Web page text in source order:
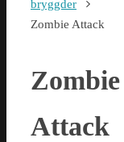
bryggder
Zombie Attack
Zombie
Attack